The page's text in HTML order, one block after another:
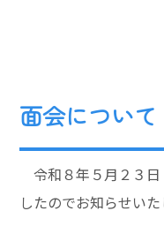
面会について
令和８年５月２３
したのでお知らせいた